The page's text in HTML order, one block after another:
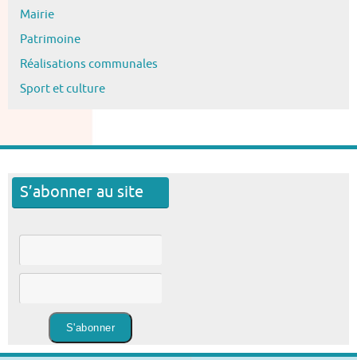
Mairie
Patrimoine
Réalisations communales
Sport et culture
S’abonner au site